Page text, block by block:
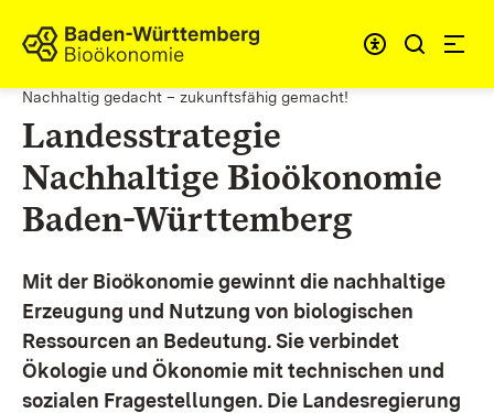
Zum Inhalt springen
Link zur Startseite
Nachhaltig gedacht – zukunftsfähig gemacht!
Landesstrategie
Nachhaltige Bioökonomie
Baden-Württemberg
Mit der Bioökonomie gewinnt die nachhaltige
Erzeugung und Nutzung von biologischen
Ressourcen an Bedeutung. Sie verbindet
Ökologie und Ökonomie mit technischen und
sozialen Fragestellungen. Die Landesregierung